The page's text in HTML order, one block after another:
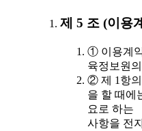
제 5 조 (이용
① 이용계
육정보원
② 제 1항의
을 할 때에
요로 하는
사항을 전